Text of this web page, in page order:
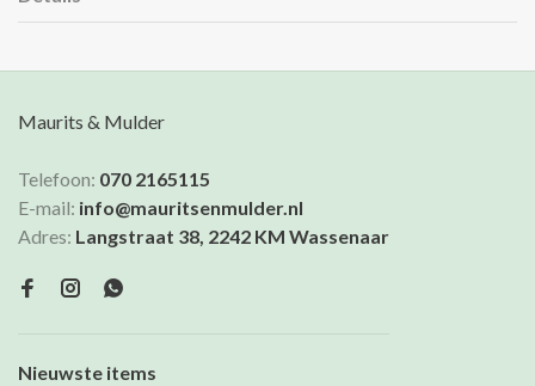
Maurits & Mulder
Telefoon: 070 2165115
E-mail: info@mauritsenmulder.nl
Adres: Langstraat 38, 2242 KM Wassenaar
Nieuwste items